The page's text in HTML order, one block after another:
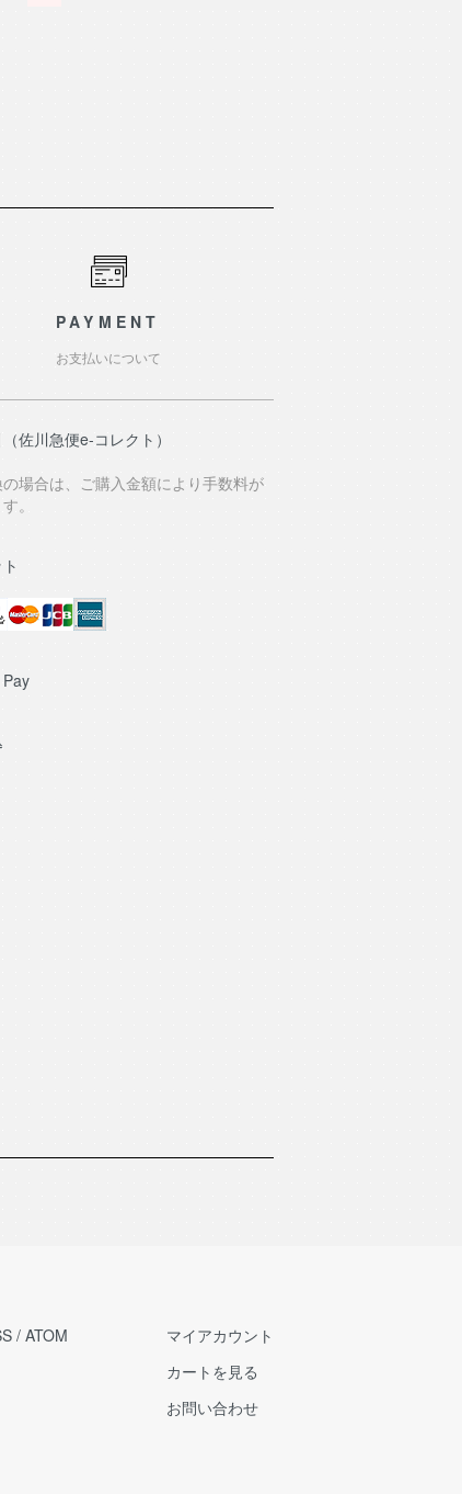
PAYMENT
お支払いについて
佐川急便e-コレクト）
場合は、ご購⼊⾦額により⼿数料が
。
/ ATOM
マイアカウント
カートを見る
お問い合わせ